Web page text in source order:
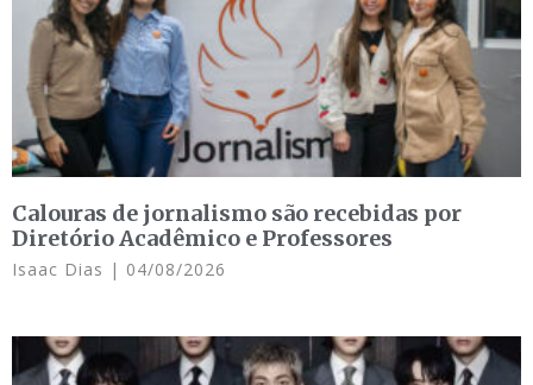
Calouras de jornalismo são recebidas por
Diretório Acadêmico e Professores
Isaac Dias 04/08/2026